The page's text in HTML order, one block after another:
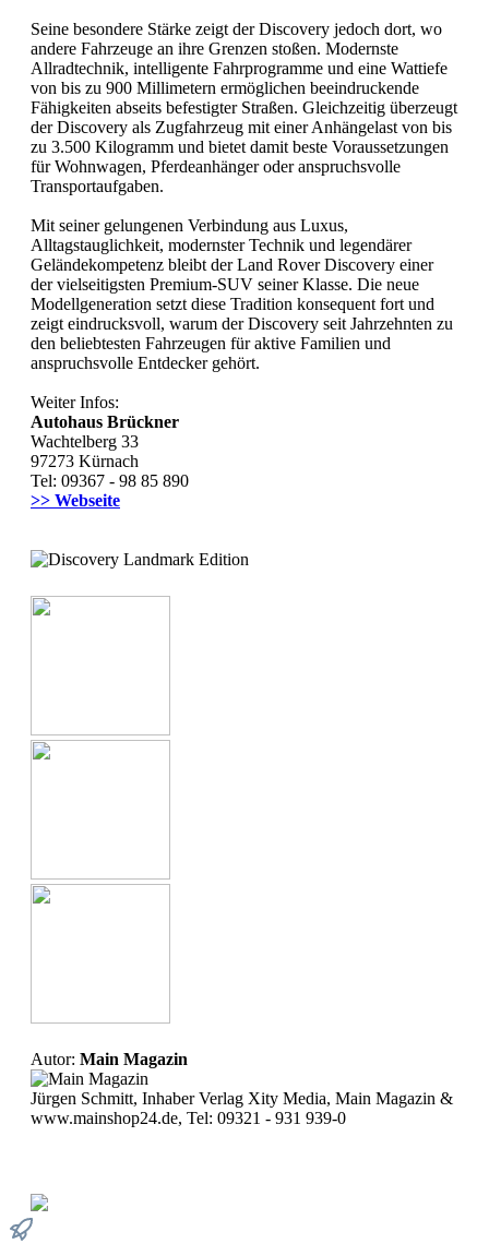
Seine besondere Stärke zeigt der Discovery jedoch dort, wo
andere Fahrzeuge an ihre Grenzen stoßen. Modernste
Allradtechnik, intelligente Fahrprogramme und eine Wattiefe
von bis zu 900 Millimetern ermöglichen beeindruckende
Fähigkeiten abseits befestigter Straßen. Gleichzeitig überzeugt
der Discovery als Zugfahrzeug mit einer Anhängelast von bis
zu 3.500 Kilogramm und bietet damit beste Voraussetzungen
für Wohnwagen, Pferdeanhänger oder anspruchsvolle
Transportaufgaben.
Mit seiner gelungenen Verbindung aus Luxus,
Alltagstauglichkeit, modernster Technik und legendärer
Geländekompetenz bleibt der Land Rover Discovery einer
der vielseitigsten Premium-SUV seiner Klasse. Die neue
Modellgeneration setzt diese Tradition konsequent fort und
zeigt eindrucksvoll, warum der Discovery seit Jahrzehnten zu
den beliebtesten Fahrzeugen für aktive Familien und
anspruchsvolle Entdecker gehört.
Weiter Infos:
Autohaus Brückner
Wachtelberg 33
97273 Kürnach
Tel: 09367 - 98 85 890
>> Webseite
Autor: Main Magazin
Jürgen Schmitt, Inhaber Verlag Xity Media, Main Magazin &
www.mainshop24.de, Tel: 09321 - 931 939-0